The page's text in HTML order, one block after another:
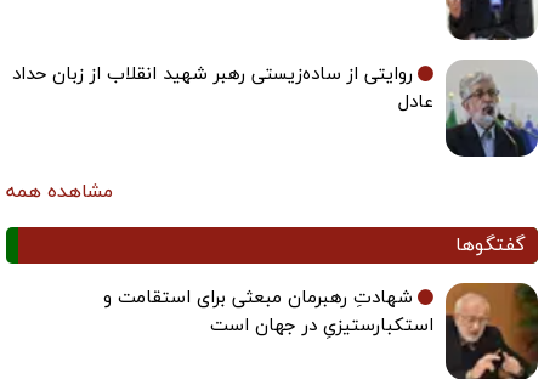
روایتی از ساده‌زیستی رهبر شهید انقلاب از زبان حداد
عادل
مشاهده همه
گفتگوها
شهادتِ رهبرمان مبعثی برای استقامت و
استکبارستیزیِ در جهان است